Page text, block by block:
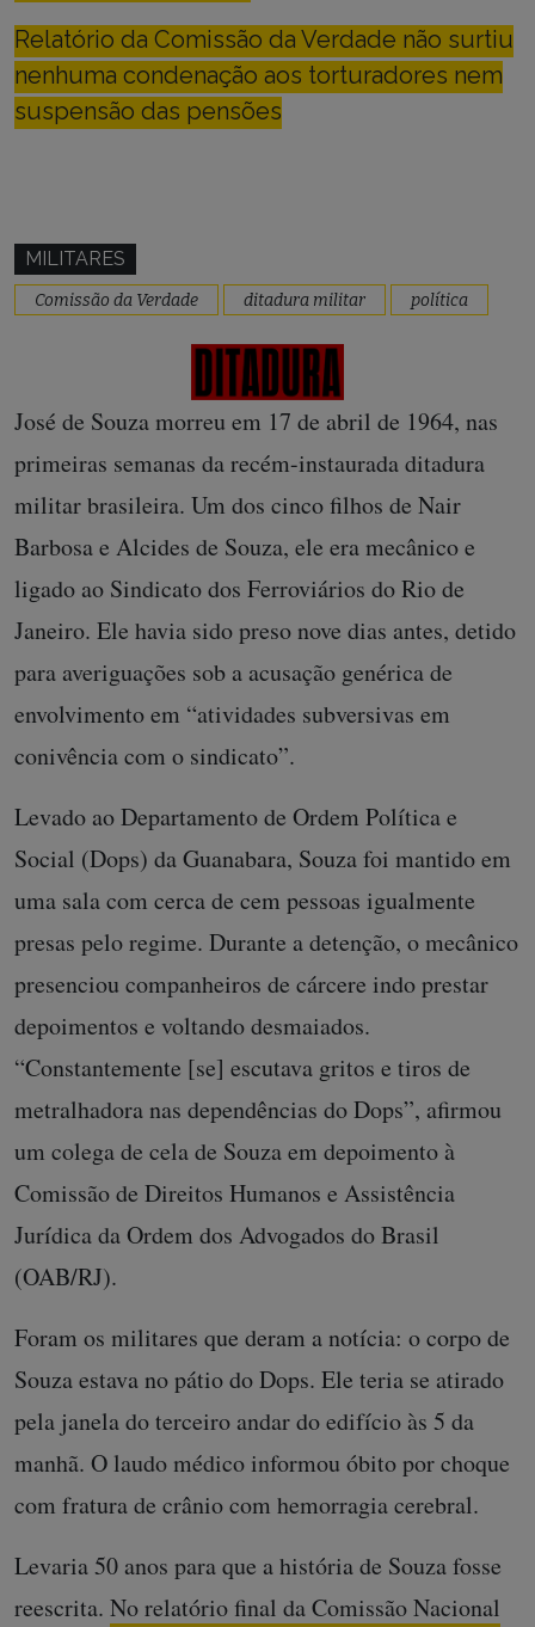
Relatório da Comissão da Verdade não surtiu
nenhuma condenação aos torturadores nem
suspensão das pensões
MILITARES
Comissão da Verdade ditadura militar política
José de Souza morreu em 17 de abril de 1964, nas
primeiras semanas da recém-instaurada ditadura
militar brasileira. Um dos cinco filhos de Nair
Barbosa e Alcides de Souza, ele era mecânico e
ligado ao Sindicato dos Ferroviários do Rio de
Janeiro. Ele havia sido preso nove dias antes, detido
para averiguações sob a acusação genérica de
envolvimento em “atividades subversivas em
conivência com o sindicato”.
Levado ao Departamento de Ordem Política e
Social (Dops) da Guanabara, Souza foi mantido em
uma sala com cerca de cem pessoas igualmente
presas pelo regime. Durante a detenção, o mecânico
presenciou companheiros de cárcere indo prestar
depoimentos e voltando desmaiados.
“Constantemente [se] escutava gritos e tiros de
metralhadora nas dependências do Dops”, afirmou
um colega de cela de Souza em depoimento à
Comissão de Direitos Humanos e Assistência
Jurídica da Ordem dos Advogados do Brasil
(OAB/RJ).
Foram os militares que deram a notícia: o corpo de
Souza estava no pátio do Dops. Ele teria se atirado
pela janela do terceiro andar do edifício às 5 da
manhã. O laudo médico informou óbito por choque
com fratura de crânio com hemorragia cerebral.
Levaria 50 anos para que a história de Souza fosse
reescrita. No relatório final da Comissão Nacional